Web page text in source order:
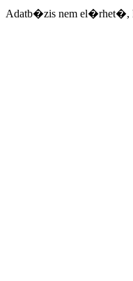
Adatb�zis nem